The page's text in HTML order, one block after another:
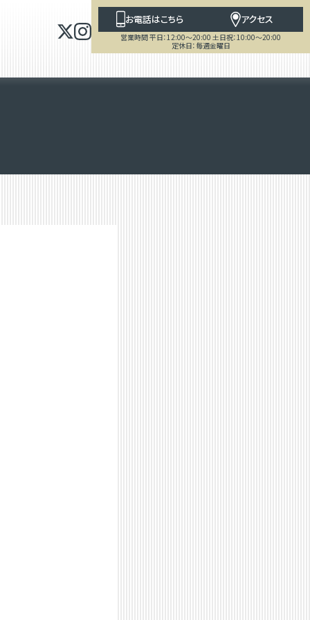
お電話はこちら アクセス
営業時間 平日：12:00～20:00 土日祝：10:00～20:00
定休日：毎週金曜日